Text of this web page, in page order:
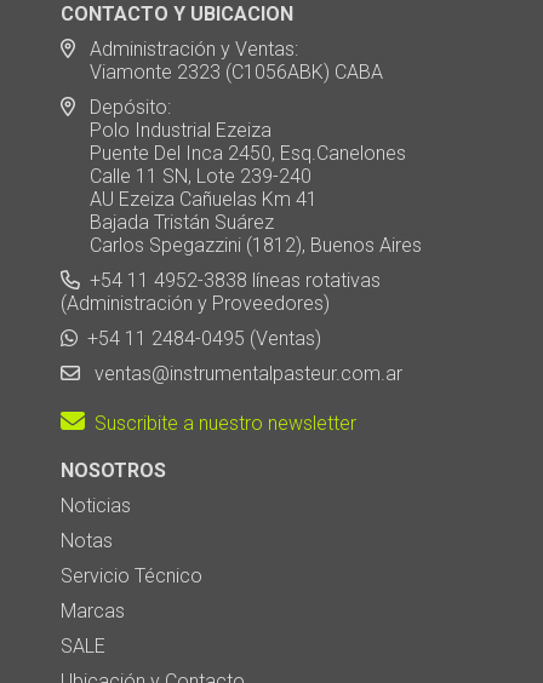
CONTACTO Y UBICACION
Administración y Ventas:
Viamonte 2323 (C1056ABK) CABA
Depósito:
Polo Industrial Ezeiza
Puente Del Inca 2450, Esq.Canelones
Calle 11 SN, Lote 239-240
AU Ezeiza Cañuelas Km 41
Bajada Tristán Suárez
Carlos Spegazzini (1812), Buenos Aires
+54 11 4952-3838 líneas rotativas
(Administración y Proveedores)
+54 11 2484-0495 (Ventas)
ventas@instrumentalpasteur.com.ar
Suscribite a nuestro newsletter
NOSOTROS
Noticias
Notas
Servicio Técnico
Marcas
SALE